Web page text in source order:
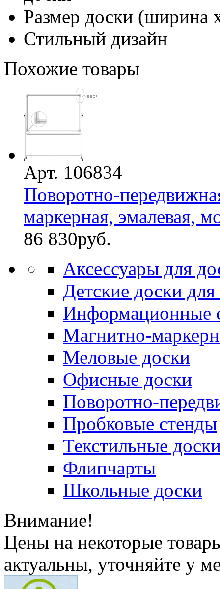
Размер доски (ширина
Стильный дизайн
Похожие товары
Арт. 106834
Поворотно-
маркерная, эмалевая,
86 830руб.
Аксессуары для
Детские доски
Информационные
Магнитно-
Меловые доски
Офисные доски
Поворотно-
Пробковые стенды
Текстильные
Флипчарты
Школьные доски
Внимание!
Цены на некоторые
актуальны, уточняйте у